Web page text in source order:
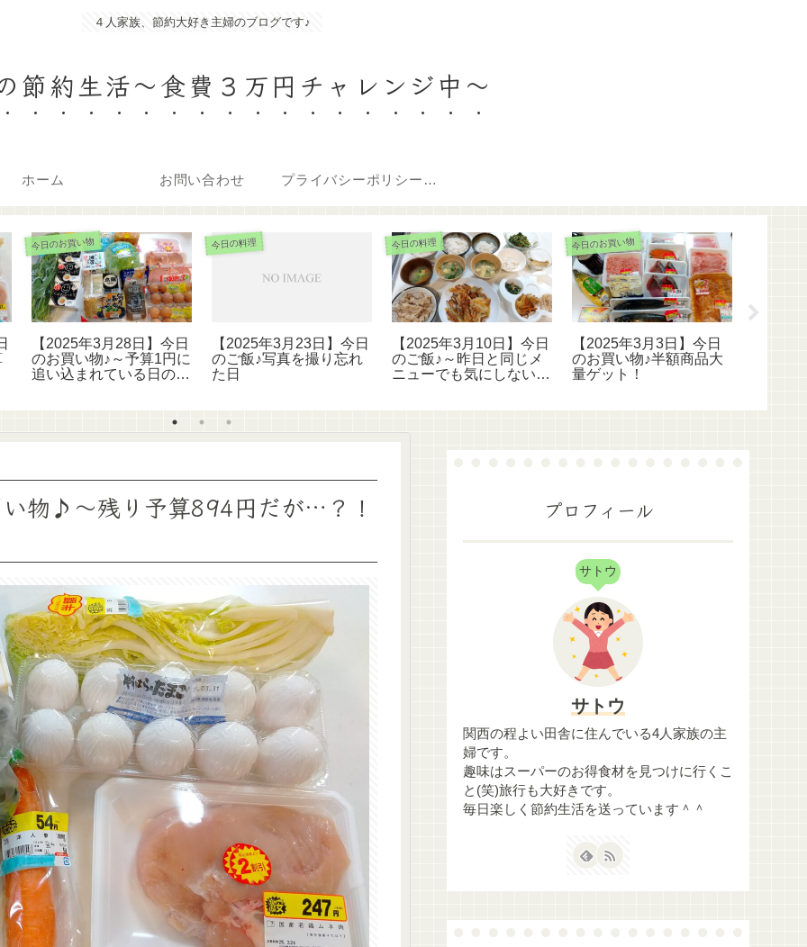
４人家族、節約大好き主婦のブログです♪
節約生活〜食費３万円チャレンジ中〜
ホーム お問い合わせ プライバシーポリシー＆免責事項
今日のお買い物
【2025年3月28日】今日
のお買い物♪～予算1円に
追い込まれている日の買
今日の料理
【2025年3月23日】今日
のご飯♪写真を撮り忘れ
た日
今日の料理
【2025年3月10日】今日
のご飯♪～昨日と同じメ
ニューでも気にしない！
今日のお買い物
【2025年3月3日】今日
のお買い物♪半額商品大
量ゲット！
物♪～残り予算894円だが…？！ プロフィール
サトウ
サトウ
関西の程よい田舎に住んでいる4人家族の主
婦です。
趣味はスーパーのお得食材を見つけに行くこ
と(笑)旅行も大好きです。
毎日楽しく節約生活を送っています＾＾